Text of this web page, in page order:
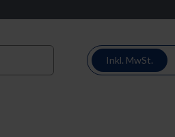
Inkl. MwSt.